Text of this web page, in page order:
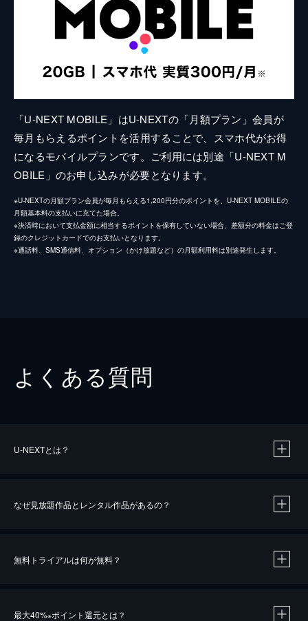
「U-NEXT MOBILE」はU-NEXTの「月額プラン」会員が
毎月もらえるポイントを活用することで、スマホ代がお得
になるモバイルプランです。ご利用には別途「U-NEXT M
OBILE」のお申し込みが必要となります。
※U-NEXTの月額プラン会員が毎月もらえる1,200円分のポイントを、U-NEXT MOBILEの
月額基本料の支払いに充てた場合。
※決済時において支払金額に相当するポイントを保有していない場合、差額分の料金はご登
録のクレジットカードでのお支払いとなります。
※通話料、SMS通信料、オプション（かけ放題など）の月額利用料は別途発生します。
よくある質問
U-NEXTとは？
なぜ見放題作品とレンタル作品があるの？
無料トライアルは何が無料？
最大40%※ポイント還元とは？